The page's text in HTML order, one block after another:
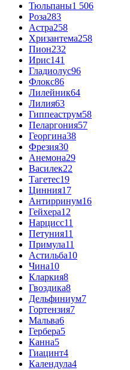
Тюльпаны1 506
Роза283
Астра258
Хризантема258
Пион232
Ирис141
Гладиолус96
Флокс86
Лилейник64
Лилия63
Гиппеаструм58
Пеларгония57
Георгина38
Фрезия30
Анемона29
Василек22
Тагетес19
Цинния17
Антирринум16
Гейхера12
Нарцисс11
Петуния11
Примула11
Астильба10
Чина10
Кларкия8
Гвоздика8
Дельфиниум7
Гортензия7
Мальва6
Гербера5
Канна5
Гиацинт4
Календула4